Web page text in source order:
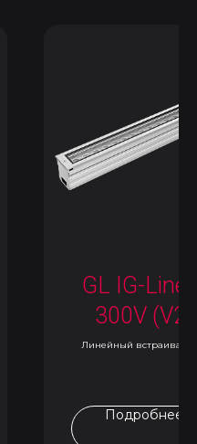
GL IG-Line
300V (V2)
Линейный
Подробнее